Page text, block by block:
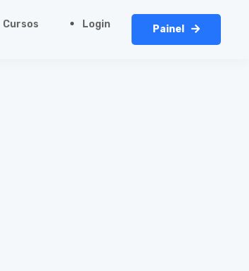
Cursos Login Painel